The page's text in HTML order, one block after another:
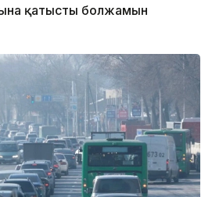
қатысты болжамын